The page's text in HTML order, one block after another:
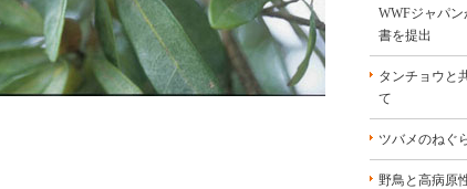
WWFジャパ
書を提出
タンチョウと
て
ツバメのねぐ
野鳥と高病原